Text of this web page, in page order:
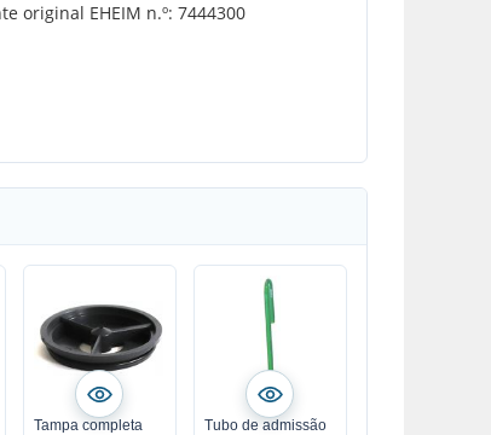
original EHEIM n.º: 7444300
Tampa completa
Tubo de admissão